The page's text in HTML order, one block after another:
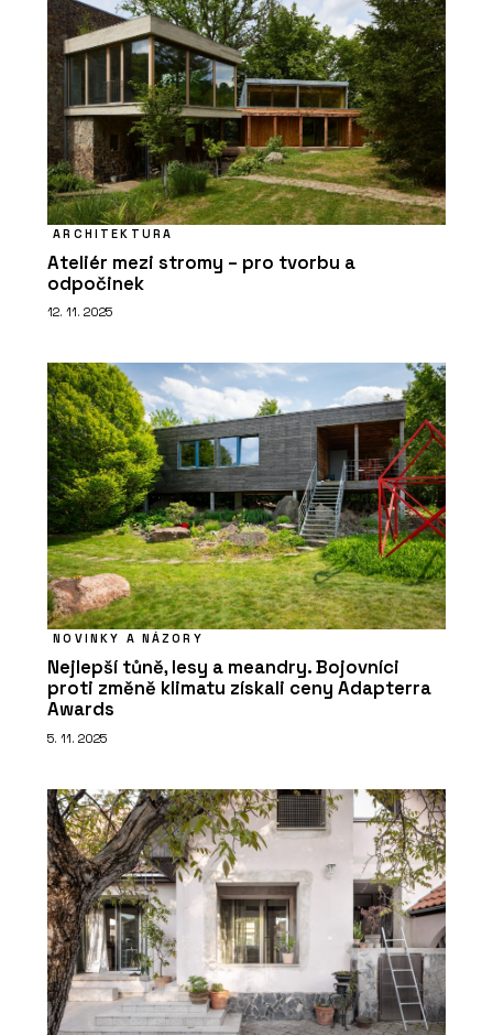
ARCHITEKTURA
Ateliér mezi stromy – pro tvorbu a
odpočinek
12. 11. 2025
NOVINKY A NÁZORY
Nejlepší tůně, lesy a meandry. Bojovníci
proti změně klimatu získali ceny Adapterra
Awards
5. 11. 2025